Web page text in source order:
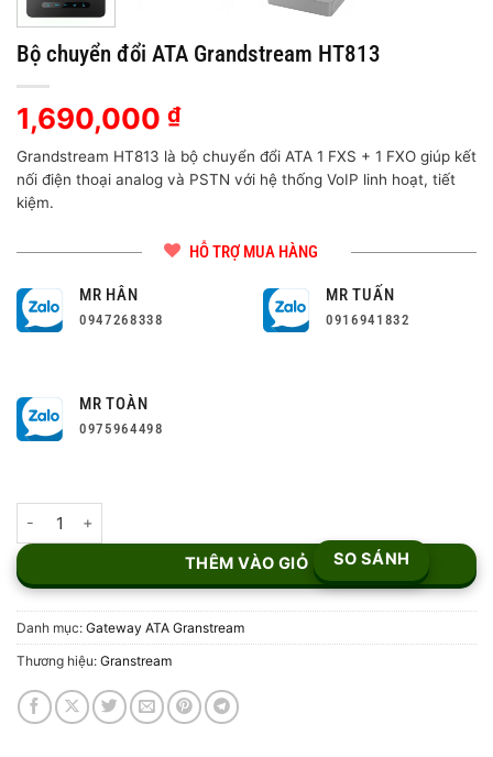
Bộ chuyển đổi ATA Grandstream HT813
1,690,000 ₫
Grandstream HT813 là bộ chuyển đổi ATA 1 FXS + 1 FXO giúp kết
nối điện thoại analog và PSTN với hệ thống VoIP linh hoạt, tiết
kiệm.
HỖ TRỢ MUA HÀNG
MR HÂN
0947268338
MR TUẤN
0916941832
MR TOÀN
0975964498
THÊM VÀO GIỎ SO SÁNH
Danh mục: Gateway ATA Granstream
Thương hiệu: Granstream